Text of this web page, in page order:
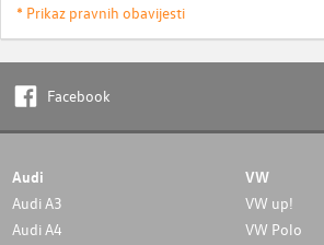
* Prikaz pravnih obavijesti
Facebook
Audi
Audi A3
Audi A4
VW
VW up!
VW Polo